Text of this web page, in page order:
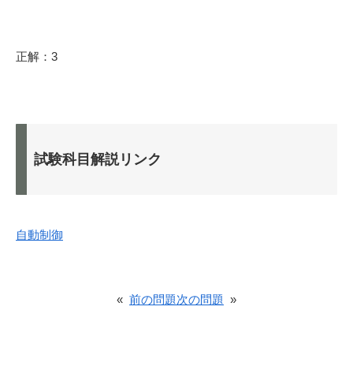
正解：3
試験科目解説リンク
自動制御
« 前の問題次の問題 »